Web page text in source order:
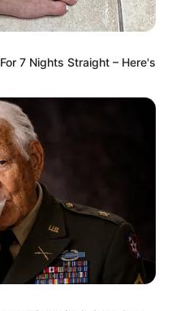
και στις δύο
στοGoogle
7 Nights Straight – Here's